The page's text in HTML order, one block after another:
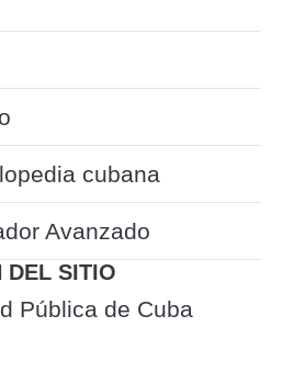
cubana
Avanzado
DEL SITIO
Pública de Cuba